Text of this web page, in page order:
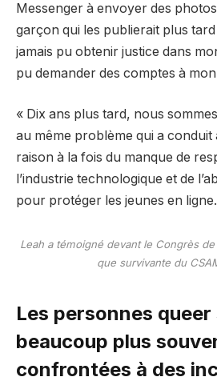
Messenger à envoyer des
garçon qui les publierait plus
jamais pu obtenir justice dans
pu demander des comptes à
« Dix ans plus tard, nous
au même problème qui a
raison à la fois du manque de
l’industrie technologique et de
pour protéger les jeunes en ligne.
Leah a témoigné devant le Congrès
que survivante du
Les personnes
beaucoup plus
confrontées à des